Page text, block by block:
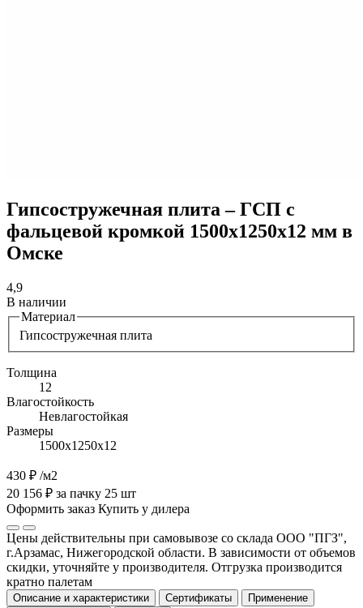
Гипсостружечная плита – ГСП с
фальцевой кромкой 1500х1250х12 мм в
Омске
4,9
В наличии
Материал
Гипсостружечная плита
Толщина
12
Влагостойкость
Невлагостойкая
Размеры
1500х1250х12
430 ₽ /м2
20 156 ₽ за пачку 25 шт
Оформить заказ Купить у дилера
Цены действительны при самовывозе со склада ООО "ПГЗ",
г.Арзамас, Нижегородской области. В зависимости от объемов
скидки, уточняйте у производителя. Отгрузка производится
кратно палетам
Описание и характеристики Сертификаты
Применение